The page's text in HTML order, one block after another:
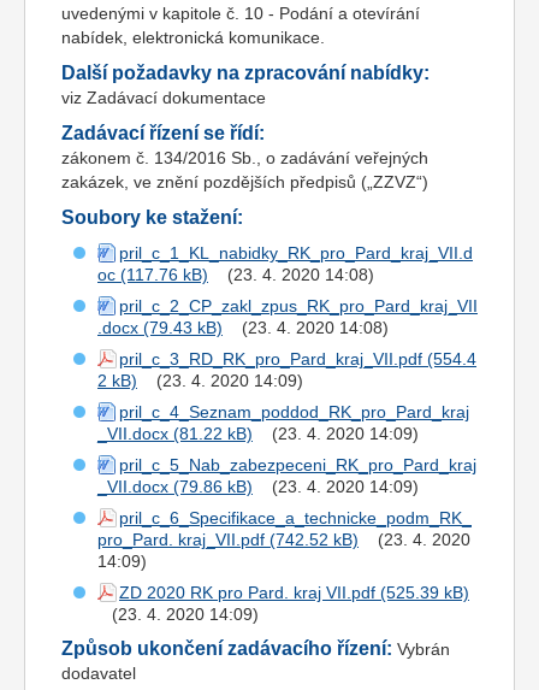
uvedenými v kapitole č. 10 - Podání a otevírání
nabídek, elektronická komunikace.
Další požadavky na zpracování nabídky:
viz Zadávací dokumentace
Zadávací řízení se řídí:
zákonem č. 134/2016 Sb., o zadávání veřejných
zakázek, ve znění pozdějších předpisů („ZZVZ“)
Soubory ke stažení:
pril_c_1_KL_nabidky_RK_pro_Pard_kraj_VII.d
oc
(23. 4. 2020 14:08)
pril_c_2_CP_zakl_zpus_RK_pro_Pard_kraj_VII
.docx
(23. 4. 2020 14:08)
pril_c_3_RD_RK_pro_Pard_kraj_VII.pdf
(23. 4. 2020 14:09)
pril_c_4_Seznam_poddod_RK_pro_Pard_kraj
_VII.docx
(23. 4. 2020 14:09)
pril_c_5_Nab_zabezpeceni_RK_pro_Pard_kraj
_VII.docx
(23. 4. 2020 14:09)
pril_c_6_Specifikace_a_technicke_podm_RK_
pro_Pard. kraj_VII.pdf
(23. 4. 2020
14:09)
ZD 2020 RK pro Pard. kraj VII.pdf
(23. 4. 2020 14:09)
Způsob ukončení zadávacího řízení: Vybrán
dodavatel